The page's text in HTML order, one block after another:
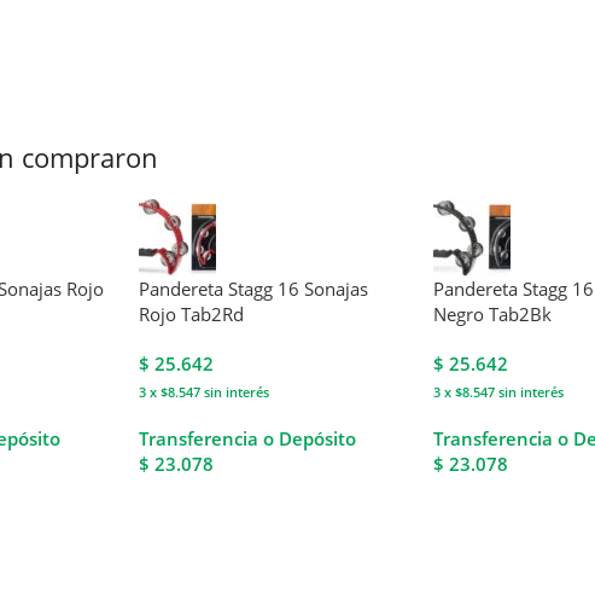
compraron
Rojo
Pandereta Stagg 16 Sonajas
Rojo Tab2Rd
$ 25.642
3 x $8.547sin interés
Transferencia o Depósito
$ 23.078
Pandereta Stagg
Negro Tab2Bk
$ 25.642
3 x $8.547 sin interés
Transferencia o
$ 23.078